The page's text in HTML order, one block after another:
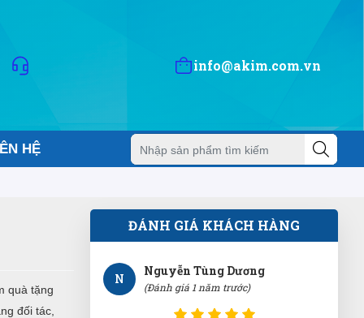
info@akim.com.vn
HỆ
quà tặng
đối tác,
ĐÁNH GIÁ KHÁCH HÀNG
Minh Quân Hoàng
(Đánh giá 1 năm trước)
(Đánh giá 1 năm trước)